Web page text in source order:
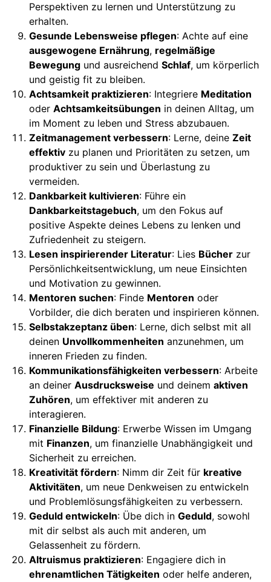
Perspektiven zu lernen und Unterstützung zu
erhalten.
Gesunde Lebensweise pflegen: Achte auf eine
ausgewogene Ernährung, regelmäßige
Bewegung und ausreichend Schlaf, um körperlich
und geistig fit zu bleiben.
Achtsamkeit praktizieren: Integriere Meditation
oder Achtsamkeitsübungen in deinen Alltag, um
im Moment zu leben und Stress abzubauen.
Zeitmanagement verbessern: Lerne, deine Zeit
effektiv zu planen und Prioritäten zu setzen, um
produktiver zu sein und Überlastung zu
vermeiden.
Dankbarkeit kultivieren: Führe ein
Dankbarkeitstagebuch, um den Fokus auf
positive Aspekte deines Lebens zu lenken und
Zufriedenheit zu steigern.
Lesen inspirierender Literatur: Lies Bücher zur
Persönlichkeitsentwicklung, um neue Einsichten
und Motivation zu gewinnen.
Mentoren suchen: Finde Mentoren oder
Vorbilder, die dich beraten und inspirieren können.
Selbstakzeptanz üben: Lerne, dich selbst mit all
deinen Unvollkommenheiten anzunehmen, um
inneren Frieden zu finden.
Kommunikationsfähigkeiten verbessern: Arbeite
an deiner Ausdrucksweise und deinem aktiven
Zuhören, um effektiver mit anderen zu
interagieren.
Finanzielle Bildung: Erwerbe Wissen im Umgang
mit Finanzen, um finanzielle Unabhängigkeit und
Sicherheit zu erreichen.
Kreativität fördern: Nimm dir Zeit für kreative
Aktivitäten, um neue Denkweisen zu entwickeln
und Problemlösungsfähigkeiten zu verbessern.
Geduld entwickeln: Übe dich in Geduld, sowohl
mit dir selbst als auch mit anderen, um
Gelassenheit zu fördern.
Altruismus praktizieren: Engagiere dich in
ehrenamtlichen Tätigkeiten oder helfe anderen,